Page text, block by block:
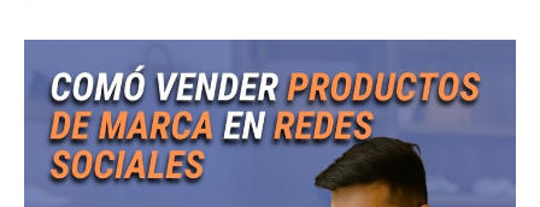
Cómo
productos
de
marca
en
redes
sociales
sin